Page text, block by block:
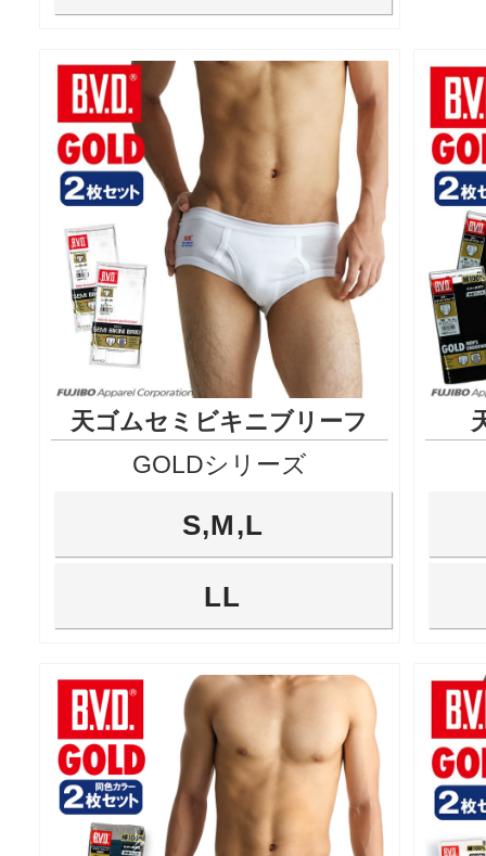
天ゴムセミビキニブリーフ
GOLDシリーズ
S,M,L
LL